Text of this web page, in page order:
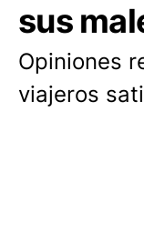
sus
Opiniones
viajeros